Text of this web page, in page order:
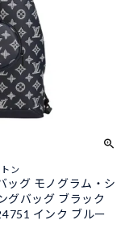
ン
ッグ モノグラム・シ
グバッグ ブラック
インク ブルー